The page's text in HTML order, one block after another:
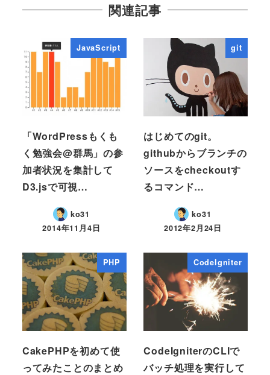
関連記事
JavaScript
「WordPressもくも
く勉強会@群馬」の参
加者状況を集計して
D3.jsで可視…
ko31
2014年11月4日
git
はじめてのgit。
githubからブランチの
ソースをcheckoutす
るコマンド…
ko31
2012年2月24日
PHP
CakePHPを初めて使
ってみたことのまとめ
CodeIgniter
CodeIgniterのCLIで
バッチ処理を実行して